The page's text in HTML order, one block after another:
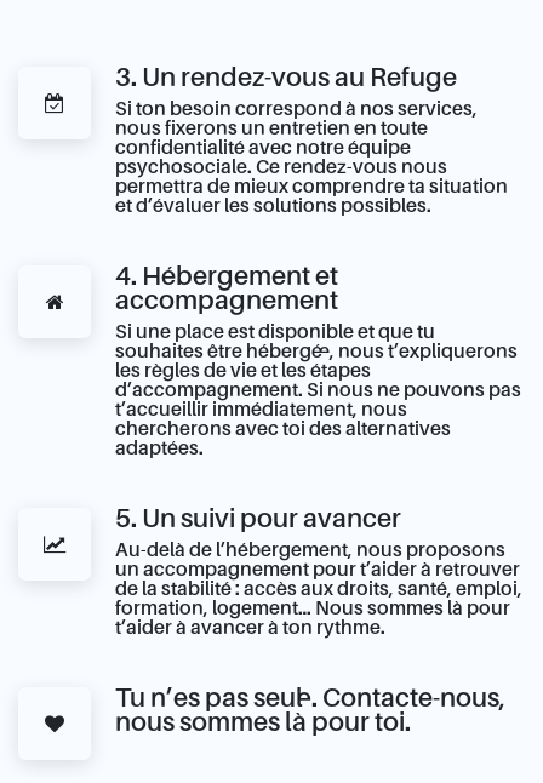
3. Un rendez-vous au Refuge
Si ton besoin correspond à nos services,
nous fixerons un entretien en toute
confidentialité avec notre équipe
psychosociale. Ce rendez-vous nous
permettra de mieux comprendre ta situation
et d’évaluer les solutions possibles.
4. Hébergement et
accompagnement
Si une place est disponible et que tu
souhaites être hébergé·e, nous t’expliquerons
les règles de vie et les étapes
d’accompagnement. Si nous ne pouvons pas
t’accueillir immédiatement, nous
chercherons avec toi des alternatives
adaptées.
5. Un suivi pour avancer
Au-delà de l’hébergement, nous proposons
un accompagnement pour t’aider à retrouver
de la stabilité : accès aux droits, santé, emploi,
formation, logement… Nous sommes là pour
t’aider à avancer à ton rythme.
Tu n’es pas seul·e. Contacte-nous,
nous sommes là pour toi.